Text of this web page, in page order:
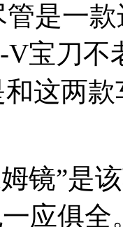
管是一
宝刀不
这两
镜”是
应俱